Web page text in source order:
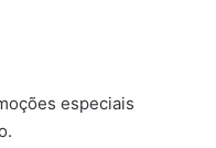
especiais